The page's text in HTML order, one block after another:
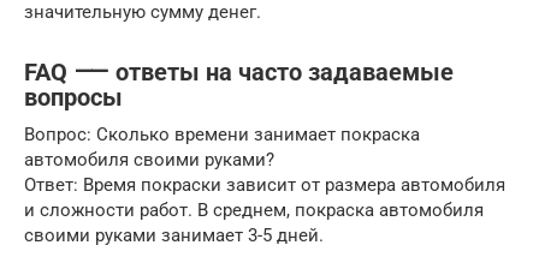
значительную сумму денег.
FAQ ⸺ ответы на часто задаваемые
вопросы
Вопрос: Сколько времени занимает покраска
автомобиля своими руками?
Ответ: Время покраски зависит от размера автомобиля
и сложности работ. В среднем, покраска автомобиля
своими руками занимает 3-5 дней.